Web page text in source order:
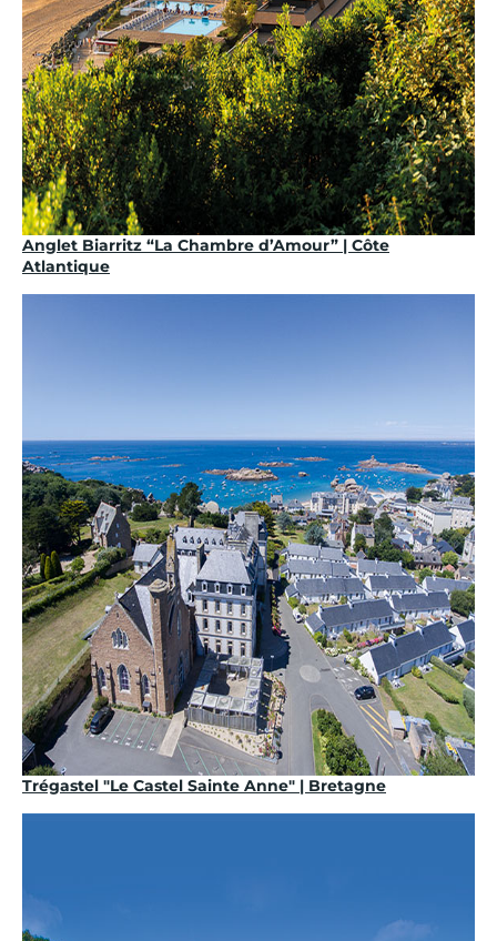
Anglet Biarritz “La Chambre d’Amour” | Côte
Atlantique
Trégastel "Le Castel Sainte Anne" | Bretagne